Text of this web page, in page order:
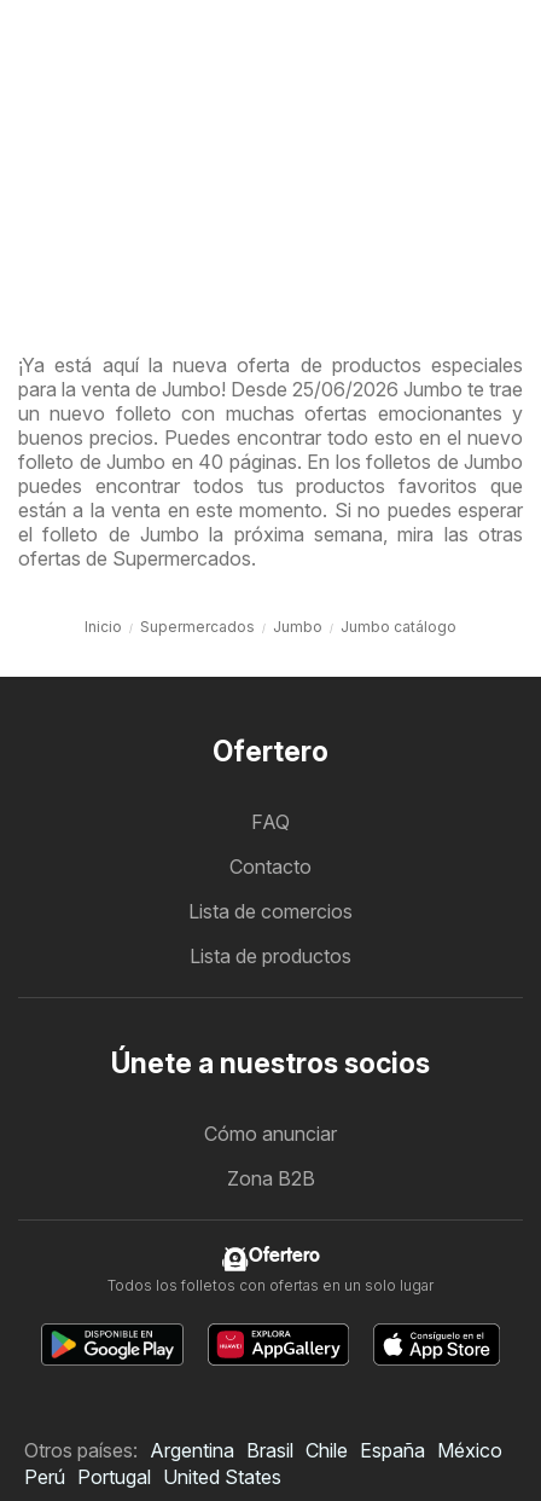
¡Ya está aquí la nueva oferta de productos especiales
para la venta de Jumbo! Desde 25/06/2026 Jumbo te trae
un nuevo folleto con muchas ofertas emocionantes y
buenos precios. Puedes encontrar todo esto en el nuevo
folleto de Jumbo en 40 páginas. En los folletos de Jumbo
puedes encontrar todos tus productos favoritos que
están a la venta en este momento. Si no puedes esperar
el folleto de Jumbo la próxima semana, mira las otras
ofertas de Supermercados.
Inicio Supermercados Jumbo Jumbo catálogo
Ofertero
FAQ
Contacto
Lista de comercios
Lista de productos
Únete a nuestros socios
Cómo anunciar
Zona B2B
Ofertero
Todos los folletos con ofertas en un solo lugar
Otros países: Argentina Brasil Chile España México
Perú Portugal United States